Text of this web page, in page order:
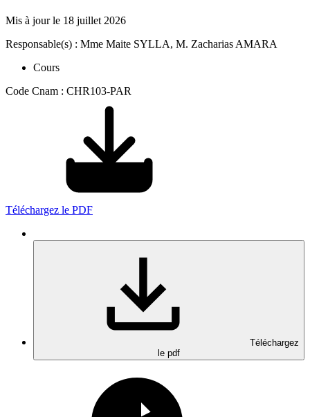
Mis à jour le 18 juillet 2026
Responsable(s) : Mme Maite SYLLA, M. Zacharias AMARA
Cours
Code Cnam : CHR103-PAR
Téléchargez le PDF
Téléchargez
le pdf